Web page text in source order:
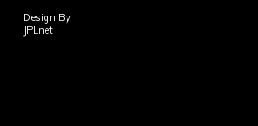
Design By
JPLnet